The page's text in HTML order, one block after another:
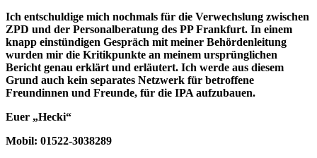
Ich entschuldige mich nochmals für die Verwechslung zwischen
ZPD und der Personalberatung des PP Frankfurt. In einem
knapp einstündigen Gespräch mit meiner Behördenleitung
wurden mir die Kritikpunkte an meinem ursprünglichen
Bericht genau erklärt und erläutert. Ich werde aus diesem
Grund auch kein separates Netzwerk für betroffene
Freundinnen und Freunde, für die IPA aufzubauen.
Euer „Hecki“
Mobil: 01522-3038289